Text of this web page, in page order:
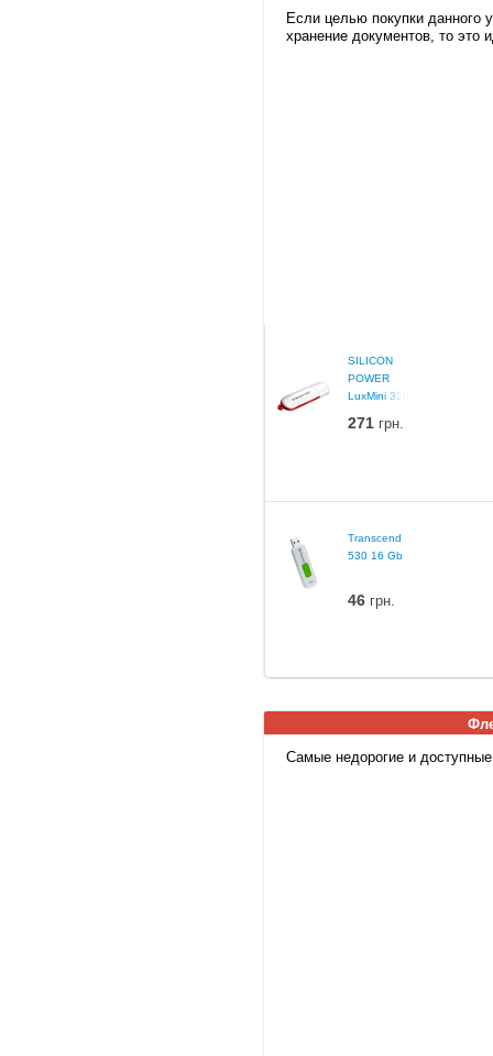
Если целью покупки данного
хранение документов, то это
SILICON
POWER
LuxMini 320
271 грн.
Transcend
530 16 Gb
46 грн.
Самые недорогие и